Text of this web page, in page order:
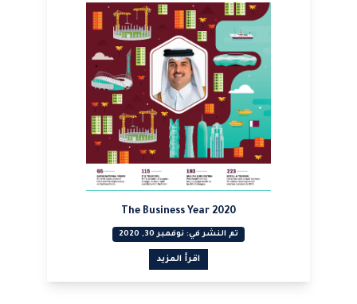
The Business Year 2020
تم النشر في: نوفمبر 30, 2020
اقرأ المزيد